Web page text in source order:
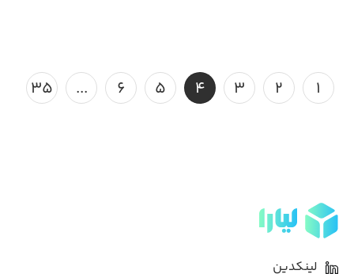
۱ ۲ ۳ ۴ ۵ ۶ ... ۳۵
لینکدین